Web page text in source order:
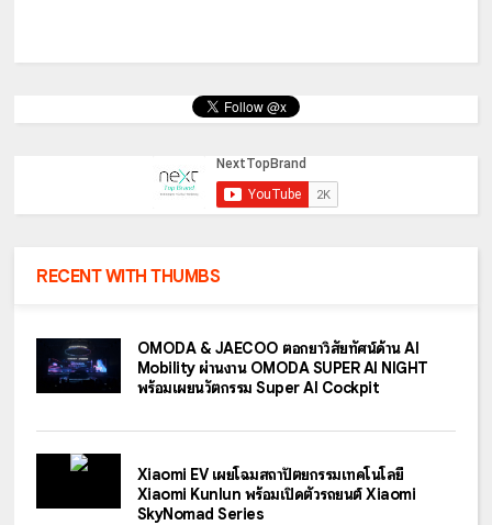
RECENT WITH THUMBS
OMODA & JAECOO ตอกย้ำวิสัยทัศน์ด้าน AI
Mobility ผ่านงาน OMODA SUPER AI NIGHT
พร้อมเผยนวัตกรรม Super AI Cockpit
Xiaomi EV เผยโฉมสถาปัตยกรรมเทคโนโลยี
Xiaomi Kunlun พร้อมเปิดตัวรถยนต์ Xiaomi
SkyNomad Series